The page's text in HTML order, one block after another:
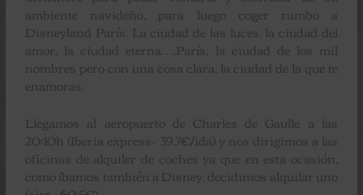
ambiente navideño, para luego coger rumbo a
Disneyland París. La ciudad de las luces, la ciudad del
amor, la ciudad eterna….París, la ciudad de los mil
nombres pero con una cosa clara, la ciudad de la que te
enamoras.
Llegamos al aeropuerto de Charles de Gaulle a las
20:10h (Iberia express- 39,7€/ida) y nos dirigimos a las
oficinas de alquiler de coches ya que en esta ocasión,
como íbamos también a Disney, decidimos alquilar uno